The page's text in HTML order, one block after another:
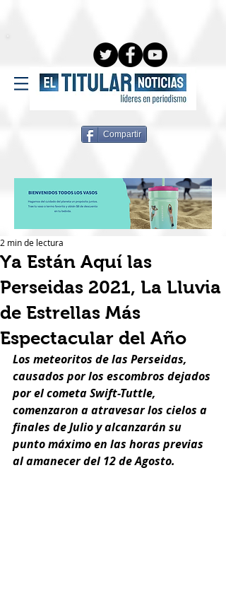
Compartir
Ya Están Aquí las
Perseidas 2021, La Lluvia
de Estrellas Más
Espectacular del Año
2 min de lectura
Los meteoritos de las Perseidas,
causados por los escombros dejados
por el cometa Swift-Tuttle,
comenzaron a atravesar los cielos a
finales de Julio y alcanzarán su
punto máximo en las horas previas
al amanecer del 12 de Agosto.